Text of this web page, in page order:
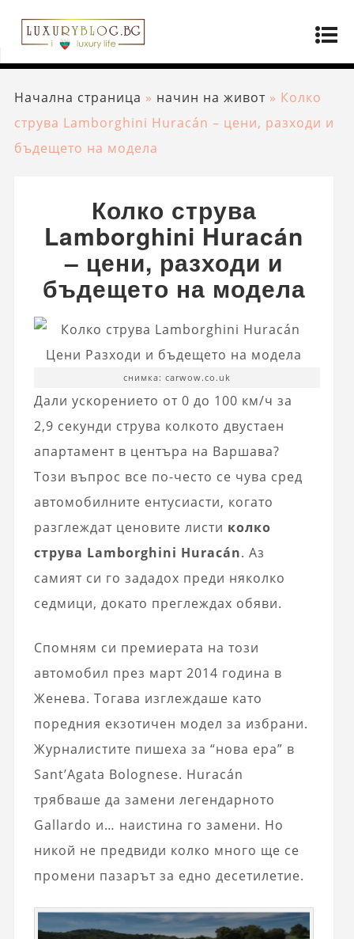
Начална страница » начин на живот» Колко
струва Lamborghini Huracán – цени, разходи и
бъдещето на модела
Колко струва
Lamborghini Huracán
– цени, разходи и
бъдещето на модела
снимка: carwow.co.uk
Дали ускорението от 0 до 100 км/ч за
2,9 секунди струва колкото двустаен
апартамент в центъра на Варшава?
Този въпрос все по-често се чува сред
автомобилните ентусиасти, когато
разглеждат ценовите листи колко
струва Lamborghini Huracán. Аз
самият си го зададох преди няколко
седмици, докато преглеждах обяви.
Спомням си премиерата на този
автомобил през март 2014 година в
Женева. Тогава изглеждаше като
поредния екзотичен модел за избрани.
Журналистите пишеха за “нова ера” в
Sant’Agata Bolognese. Huracán
трябваше да замени легендарното
Gallardo и… наистина го замени. Но
никой не предвиди колко много ще се
промени пазарът за едно десетилетие.